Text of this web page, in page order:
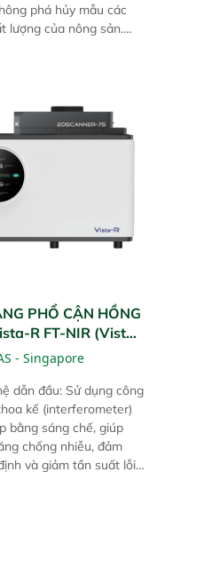
phá hủy mẫu các
lượng của nông sản.
Thiết bị linh hoạt
bản khác nhau như
tiếp ngoài đồng
PHỔ CẬN HỒNG
R FT-NIR (Vista-
- Singapore
dẫn đầu: Sử dụng công
kế (interferometer)
bằng sáng chế, giúp
chống nhiễu, đảm
và giảm tần suất lỗi.
dụng rộng: Đáp ứng
tra đa dạng mẫu mã